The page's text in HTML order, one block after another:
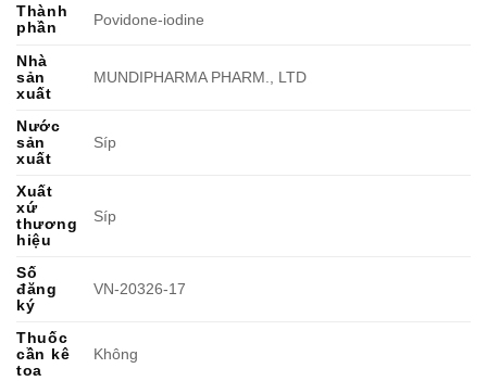
Thành
phần
Povidone-iodine
Nhà
sản
xuất
MUNDIPHARMA PHARM., LTD
Nước
sản
xuất
Síp
Xuất
xứ
thương
hiệu
Síp
Số
đăng
ký
VN-20326-17
Thuốc
cần kê
toa
Không